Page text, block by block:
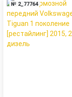
№ 2_77764